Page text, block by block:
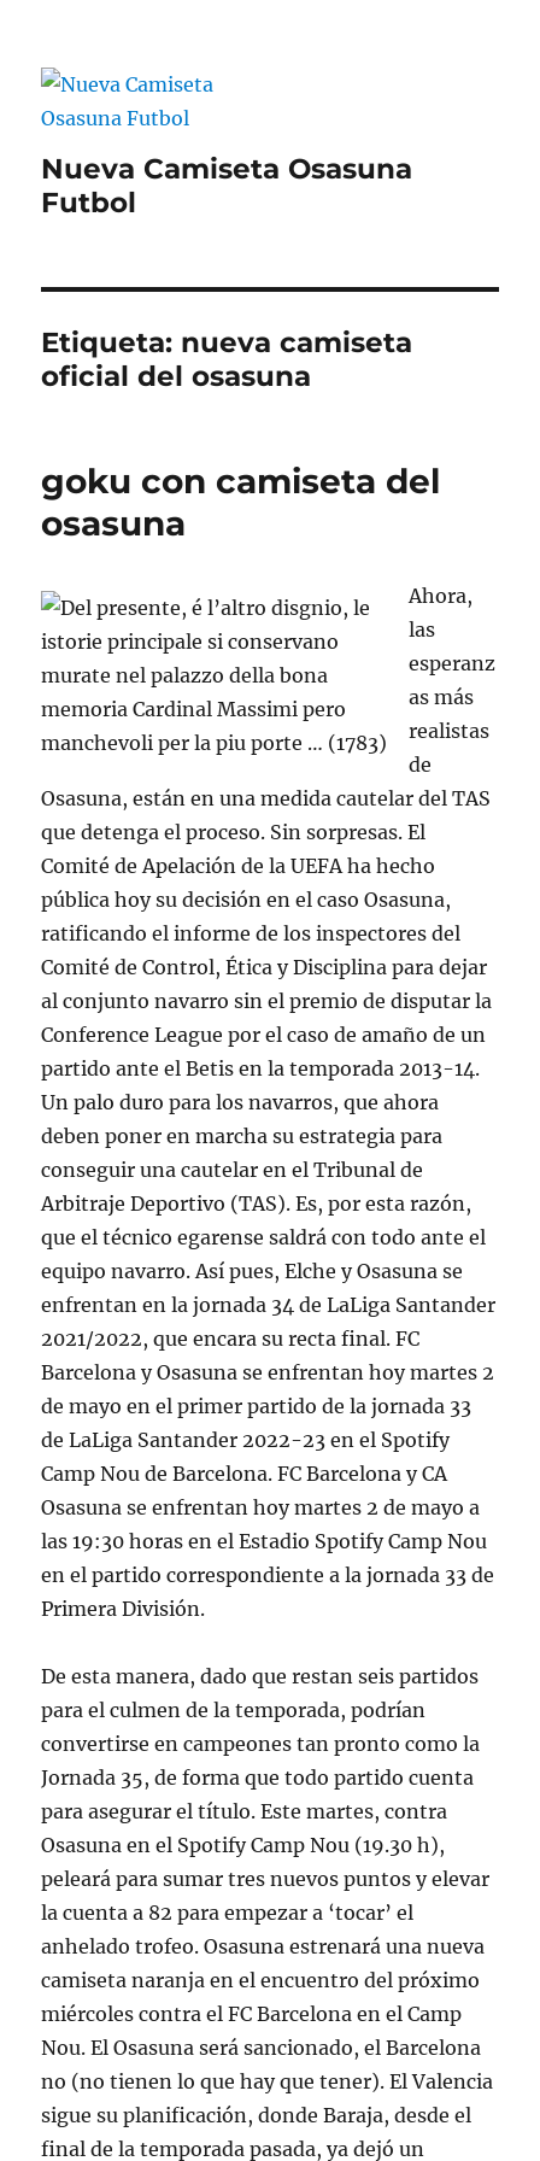
Nueva Camiseta Osasuna
Futbol
Etiqueta: nueva camiseta
oficial del osasuna
goku con camiseta del
osasuna
Ahora,
las
esperanz
as más
realistas
de
Osasuna, están en una medida cautelar del TAS
que detenga el proceso. Sin sorpresas. El
Comité de Apelación de la UEFA ha hecho
pública hoy su decisión en el caso Osasuna,
ratificando el informe de los inspectores del
Comité de Control, Ética y Disciplina para dejar
al conjunto navarro sin el premio de disputar la
Conference League por el caso de amaño de un
partido ante el Betis en la temporada 2013-14.
Un palo duro para los navarros, que ahora
deben poner en marcha su estrategia para
conseguir una cautelar en el Tribunal de
Arbitraje Deportivo (TAS). Es, por esta razón,
que el técnico egarense saldrá con todo ante el
equipo navarro. Así pues, Elche y Osasuna se
enfrentan en la jornada 34 de LaLiga Santander
2021/2022, que encara su recta final. FC
Barcelona y Osasuna se enfrentan hoy martes 2
de mayo en el primer partido de la jornada 33
de LaLiga Santander 2022-23 en el Spotify
Camp Nou de Barcelona. FC Barcelona y CA
Osasuna se enfrentan hoy martes 2 de mayo a
las 19:30 horas en el Estadio Spotify Camp Nou
en el partido correspondiente a la jornada 33 de
Primera División.
De esta manera, dado que restan seis partidos
para el culmen de la temporada, podrían
convertirse en campeones tan pronto como la
Jornada 35, de forma que todo partido cuenta
para asegurar el título. Este martes, contra
Osasuna en el Spotify Camp Nou (19.30 h),
peleará para sumar tres nuevos puntos y elevar
la cuenta a 82 para empezar a ‘tocar’ el
anhelado trofeo. Osasuna estrenará una nueva
camiseta naranja en el encuentro del próximo
miércoles contra el FC Barcelona en el Camp
Nou. El Osasuna será sancionado, el Barcelona
no (no tienen lo que hay que tener). El Valencia
sigue su planificación, donde Baraja, desde el
final de la temporada pasada, ya dejó un